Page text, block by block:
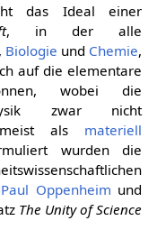
das Ideal einer
, in der alle
, Biologie und Chemie,
auf die elementare
wobei die
zwar nicht
meist als materiell
wurden die
Paul Oppenheim und
The Unity of Science